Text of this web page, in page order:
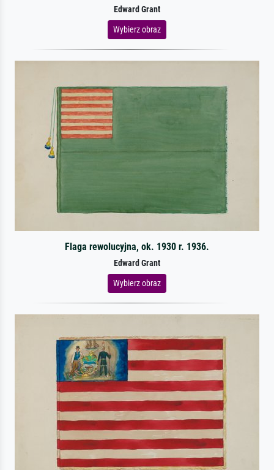
Edward Grant
Wybierz obraz
Flaga rewolucyjna, ok. 1930 r. 1936.
Edward Grant
Wybierz obraz